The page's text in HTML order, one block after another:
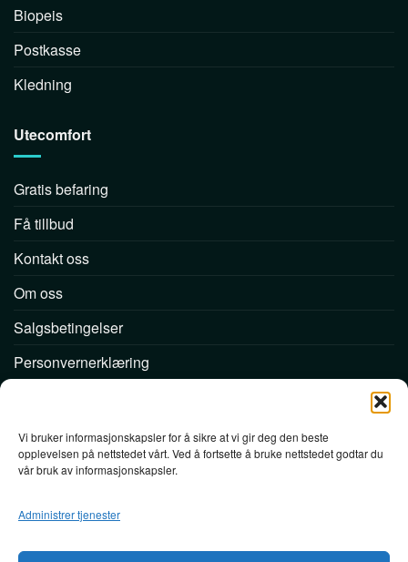
Vi bruker informasjonskapsler for å sikre at vi gir deg den beste
opplevelsen på nettstedet vårt. Ved å fortsette å bruke nettstedet godtar du
vår bruk av informasjonskapsler.
Administrer tjenester
Biopeis
Postkasse
Kledning
Utecomfort
Gratis befaring
Få tillbud
Kontakt oss
Om oss
Salgsbetingelser
Personvernerklæring
Utecomfort AS
Org. nr. 999298672